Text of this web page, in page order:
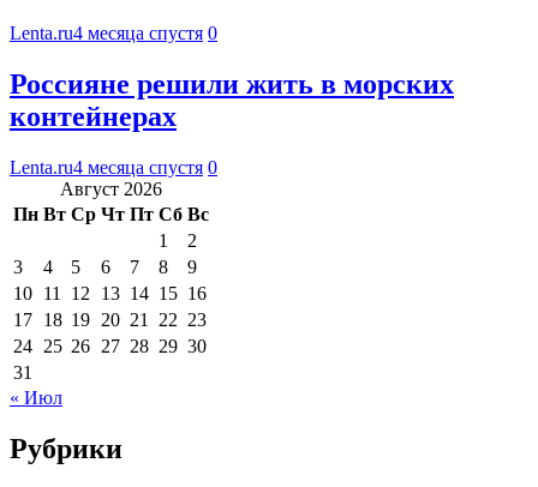
Lenta.ru4 месяца спустя 0
Россияне решили жить в морских
контейнерах
Lenta.ru4 месяца спустя 0
Август 2026
Пн Вт Ср Чт Пт Сб Вс
1
2
3
4 5 6 7 8
9
10 11 12 13 14 15 16
17 18 19 20 21 22 23
24 25 26 27 28 29 30
31
« Июл
Рубрики